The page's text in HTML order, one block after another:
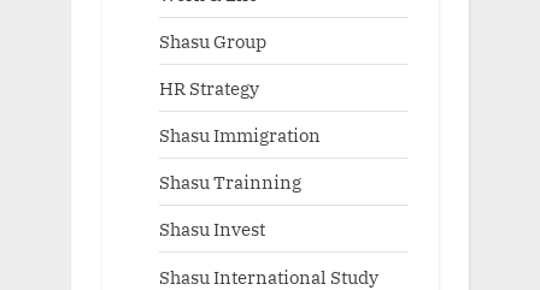
Shasu Group
HR Strategy
Shasu Immigration
Shasu Trainning
Shasu Invest
Shasu International Study